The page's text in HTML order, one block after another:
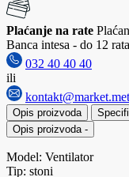
Plaćanje na rate
Banca intesa - do 12 rata
032 40 40 40
ili
Opis proizvoda
Opis proizvoda -
Model: Ventilator
Tip: stoni